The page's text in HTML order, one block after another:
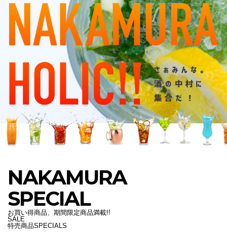
NAKAMURA
SPECIAL
お買い得商品、期間限定商品満載!!
SALE
特売商品SPECIALS